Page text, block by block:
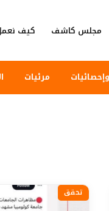
مجلس كاشف كيف
مرئيات
تحقق